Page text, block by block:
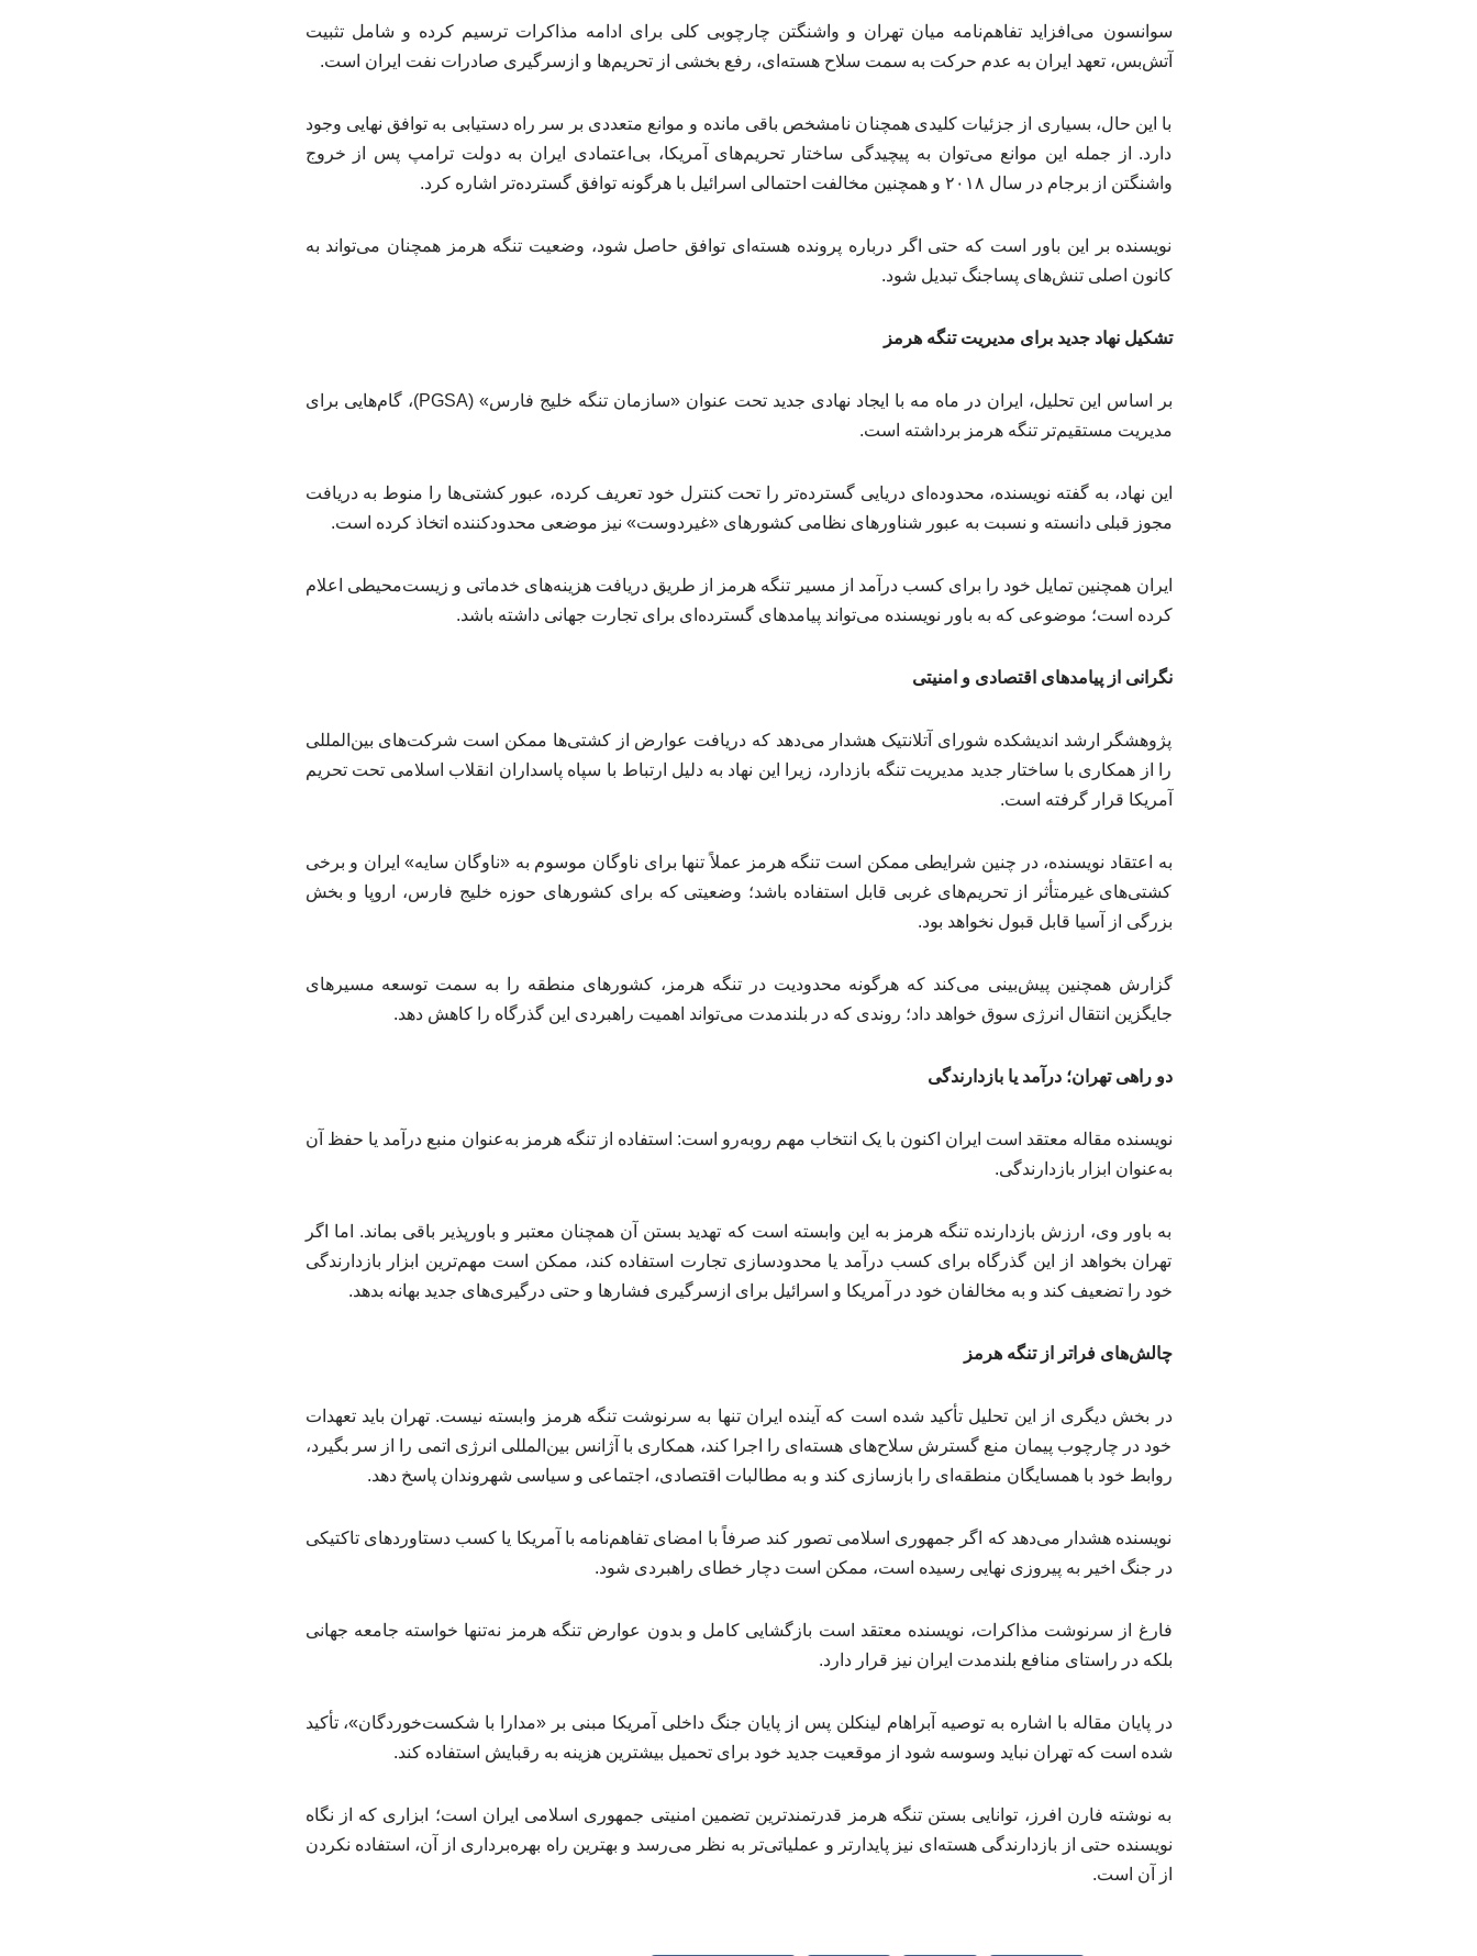
سوانسون می‌افزاید تفاهم‌نامه میان تهران و واشنگتن چارچوبی کلی برای ادامه مذاکرات ترسیم کرده و شامل تثبیت
آتش‌بس، تعهد ایران به عدم حرکت به سمت سلاح هسته‌ای، رفع بخشی از تحریم‌ها و ازسرگیری صادرات نفت ایران است.
با این حال، بسیاری از جزئیات کلیدی همچنان نامشخص باقی مانده و موانع متعددی بر سر راه دستیابی به توافق نهایی وجود
دارد. از جمله این موانع می‌توان به پیچیدگی ساختار تحریم‌های آمریکا، بی‌اعتمادی ایران به دولت ترامپ پس از خروج
واشنگتن از برجام در سال ۲۰۱۸ و همچنین مخالفت احتمالی اسرائیل با هرگونه توافق گسترده‌تر اشاره کرد.
نویسنده بر این باور است که حتی اگر درباره پرونده هسته‌ای توافق حاصل شود، وضعیت تنگه هرمز همچنان می‌تواند به
کانون اصلی تنش‌های پساجنگ تبدیل شود.
تشکیل نهاد جدید برای مدیریت تنگه هرمز
بر اساس این تحلیل، ایران در ماه مه با ایجاد نهادی جدید تحت عنوان «سازمان تنگه خلیج فارس» (PGSA)، گام‌هایی برای
مدیریت مستقیم‌تر تنگه هرمز برداشته است.
این نهاد، به گفته نویسنده، محدوده‌ای دریایی گسترده‌تر را تحت کنترل خود تعریف کرده، عبور کشتی‌ها را منوط به دریافت
مجوز قبلی دانسته و نسبت به عبور شناورهای نظامی کشورهای «غیردوست» نیز موضعی محدودکننده اتخاذ کرده است.
ایران همچنین تمایل خود را برای کسب درآمد از مسیر تنگه هرمز از طریق دریافت هزینه‌های خدماتی و زیست‌محیطی اعلام
کرده است؛ موضوعی که به باور نویسنده می‌تواند پیامدهای گسترده‌ای برای تجارت جهانی داشته باشد.
نگرانی از پیامدهای اقتصادی و امنیتی
پژوهشگر ارشد اندیشکده شورای آتلانتیک هشدار می‌دهد که دریافت عوارض از کشتی‌ها ممکن است شرکت‌های بین‌المللی
را از همکاری با ساختار جدید مدیریت تنگه بازدارد، زیرا این نهاد به دلیل ارتباط با سپاه پاسداران انقلاب اسلامی تحت تحریم
آمریکا قرار گرفته است.
به اعتقاد نویسنده، در چنین شرایطی ممکن است تنگه هرمز عملاً تنها برای ناوگان موسوم به «ناوگان سایه» ایران و برخی
کشتی‌های غیرمتأثر از تحریم‌های غربی قابل استفاده باشد؛ وضعیتی که برای کشورهای حوزه خلیج فارس، اروپا و بخش
بزرگی از آسیا قابل قبول نخواهد بود.
گزارش همچنین پیش‌بینی می‌کند که هرگونه محدودیت در تنگه هرمز، کشورهای منطقه را به سمت توسعه مسیرهای
جایگزین انتقال انرژی سوق خواهد داد؛ روندی که در بلندمدت می‌تواند اهمیت راهبردی این گذرگاه را کاهش دهد.
دو راهی تهران؛ درآمد یا بازدارندگی
نویسنده مقاله معتقد است ایران اکنون با یک انتخاب مهم روبه‌رو است: استفاده از تنگه هرمز به‌عنوان منبع درآمد یا حفظ آن
به‌عنوان ابزار بازدارندگی.
به باور وی، ارزش بازدارنده تنگه هرمز به این وابسته است که تهدید بستن آن همچنان معتبر و باورپذیر باقی بماند. اما اگر
تهران بخواهد از این گذرگاه برای کسب درآمد یا محدودسازی تجارت استفاده کند، ممکن است مهم‌ترین ابزار بازدارندگی
خود را تضعیف کند و به مخالفان خود در آمریکا و اسرائیل برای ازسرگیری فشارها و حتی درگیری‌های جدید بهانه بدهد.
چالش‌های فراتر از تنگه هرمز
در بخش دیگری از این تحلیل تأکید شده است که آینده ایران تنها به سرنوشت تنگه هرمز وابسته نیست. تهران باید تعهدات
خود در چارچوب پیمان منع گسترش سلاح‌های هسته‌ای را اجرا کند، همکاری با آژانس بین‌المللی انرژی اتمی را از سر بگیرد،
روابط خود با همسایگان منطقه‌ای را بازسازی کند و به مطالبات اقتصادی، اجتماعی و سیاسی شهروندان پاسخ دهد.
نویسنده هشدار می‌دهد که اگر جمهوری اسلامی تصور کند صرفاً با امضای تفاهم‌نامه با آمریکا یا کسب دستاوردهای تاکتیکی
در جنگ اخیر به پیروزی نهایی رسیده است، ممکن است دچار خطای راهبردی شود.
فارغ از سرنوشت مذاکرات، نویسنده معتقد است بازگشایی کامل و بدون عوارض تنگه هرمز نه‌تنها خواسته جامعه جهانی
بلکه در راستای منافع بلندمدت ایران نیز قرار دارد.
در پایان مقاله با اشاره به توصیه آبراهام لینکلن پس از پایان جنگ داخلی آمریکا مبنی بر «مدارا با شکست‌خوردگان»، تأکید
شده است که تهران نباید وسوسه شود از موقعیت جدید خود برای تحمیل بیشترین هزینه به رقبایش استفاده کند.
به نوشته فارن افرز، توانایی بستن تنگه هرمز قدرتمندترین تضمین امنیتی جمهوری اسلامی ایران است؛ ابزاری که از نگاه
نویسنده حتی از بازدارندگی هسته‌ای نیز پایدارتر و عملیاتی‌تر به نظر می‌رسد و بهترین راه بهره‌برداری از آن، استفاده نکردن
از آن است.